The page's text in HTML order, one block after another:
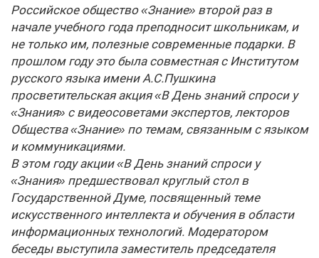
Российское общество «Знание» второй раз в
начале учебного года преподносит школьникам, и
не только им, полезные современные подарки. В
прошлом году это была совместная с Институтом
русского языка имени А.С.Пушкина
просветительская акция «В День знаний спроси у
«Знания» с видеосоветами экспертов, лекторов
Общества «Знание» по темам, связанным с языком
и коммуникациями.
В этом году акции «В День знаний спроси у
«Знания» предшествовал круглый стол в
Государственной Думе, посвященный теме
искусственного интеллекта и обучения в области
информационных технологий. Модератором
беседы выступила заместитель председателя